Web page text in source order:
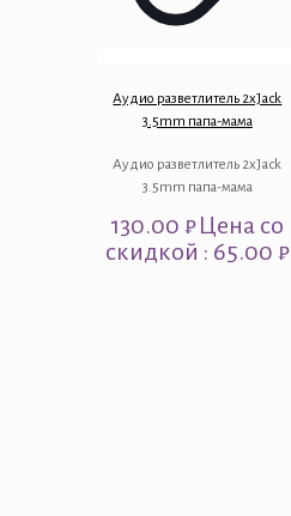
Аудио разветлитель 2xJack
3.5mm папа-мама
Аудио разветлитель 2xJack
3.5mm папа-мама
130.00₽Цена со
скидкой : 65.00 ₽